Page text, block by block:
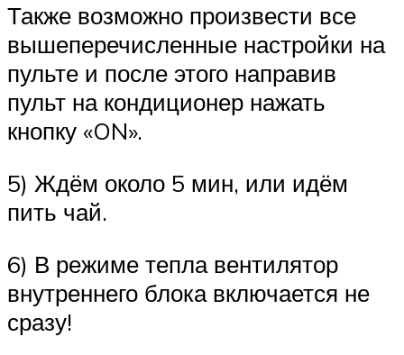
Также возможно произвести все
вышеперечисленные настройки на
пульте и после этого направив
пульт на кондиционер нажать
кнопку «ON».
5) Ждём около 5 мин, или идём
пить чай.
6) В режиме тепла вентилятор
внутреннего блока включается не
сразу!